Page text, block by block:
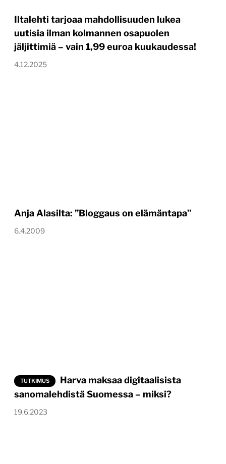
Iltalehti tarjoaa mahdollisuuden lukea
uutisia ilman kolmannen osapuolen
jäljittimiä – vain 1,99 euroa kuukaudessa!
4.12.2025
Anja Alasilta: ”Bloggaus on elämäntapa”
6.4.2009
TUTKIMUS
Harva maksaa digitaalisista
sanomalehdistä Suomessa – miksi?
19.6.2023